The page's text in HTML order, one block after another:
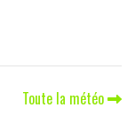
Toute la météo